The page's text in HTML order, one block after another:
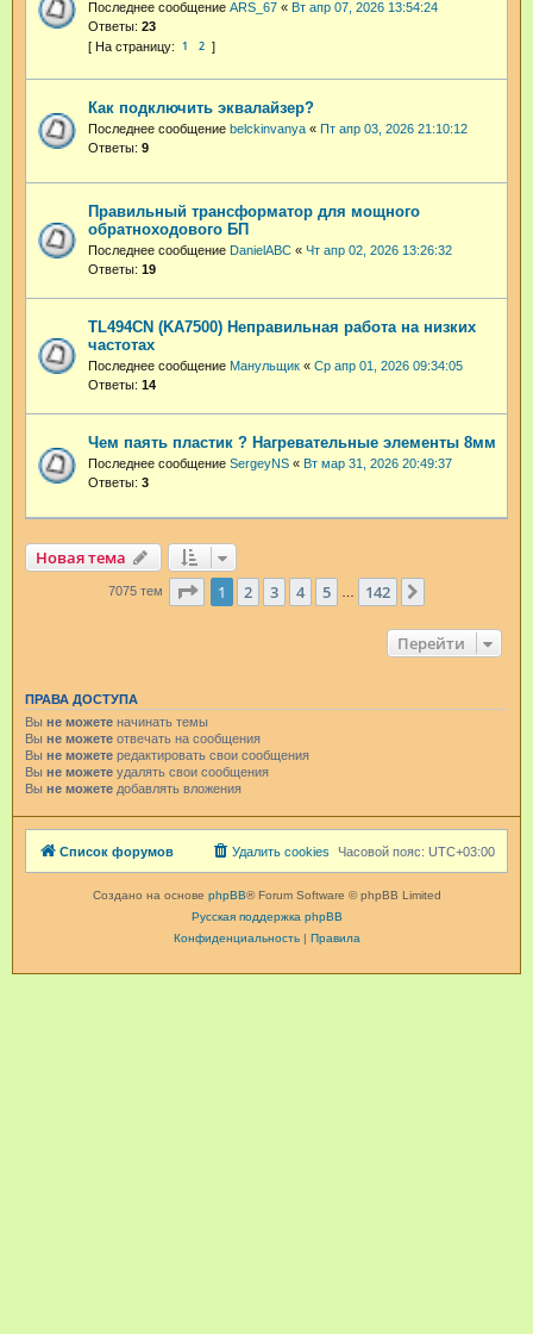
Последнее сообщение ARS_67 « Вт апр 07, 2026 13:54:24
Ответы: 23
1 2
Как подключить эквалайзер?
Последнее сообщение belckinvanya « Пт апр 03, 2026 21:10:12
Ответы: 9
Правильный трансформатор для мощного
обратноходового БП
Последнее сообщение DanielABC « Чт апр 02, 2026 13:26:32
Ответы: 19
TL494CN (KA7500) Неправильная работа на низких
частотах
Последнее сообщение Манульщик « Ср апр 01, 2026 09:34:05
Ответы: 14
Чем паять пластик ? Нагревательные элементы 8мм
Последнее сообщение SergeyNS « Вт мар 31, 2026 20:49:37
Ответы: 3
Новая тема
7075 тем Страница из 142
1 2 3 4 5 142
Перейти
ПРАВА ДОСТУПА
Вы не можете начинать темы
Вы не можете отвечать на сообщения
Вы не можете редактировать свои сообщения
Вы не можете удалять свои сообщения
Вы не можете добавлять вложения
Список форумов Часовой пояс: UTC+03:00
Удалить cookies
Создано на основе phpBB® Forum Software © phpBB Limited
Русская поддержка phpBB
Конфиденциальность| Правила